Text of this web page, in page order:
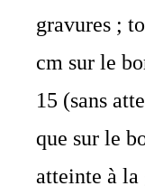
gravures ;
cm sur le
15 (sans
que sur le
atteinte à